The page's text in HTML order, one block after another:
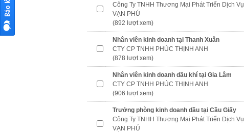
Công Ty TNHH Thương Mại Phát Triển Dịch Vụ
VẠN PHÚ
(892 lượt xem)
Nhân viên kinh doanh tại Thanh Xuân
CTY CP TNHH PHÚC THỊNH ANH
(878 lượt xem)
Nhân viên kinh doanh dầu khí tại Gia Lâm
CTY CP TNHH PHÚC THỊNH ANH
(906 lượt xem)
Trưởng phòng kinh doanh dầu tại Cầu Giấy
Công Ty TNHH Thương Mại Phát Triển Dịch Vụ
VẠN PHÚ